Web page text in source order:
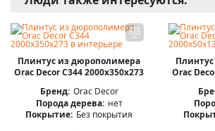
Плинтус из дюрополимера
Orac Decor C344 2000х350х273
Бренд: Orac Decor
Порода дерева: нет
Покрытие: Без покрытия
Orac